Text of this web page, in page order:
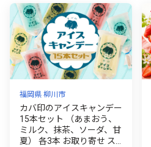
福岡県 柳川市
カバ印のアイスキャンデー
15本セット （あまおう、
ミルク、抹茶、ソーダ、甘
夏） 各3本 お取り寄せ ス